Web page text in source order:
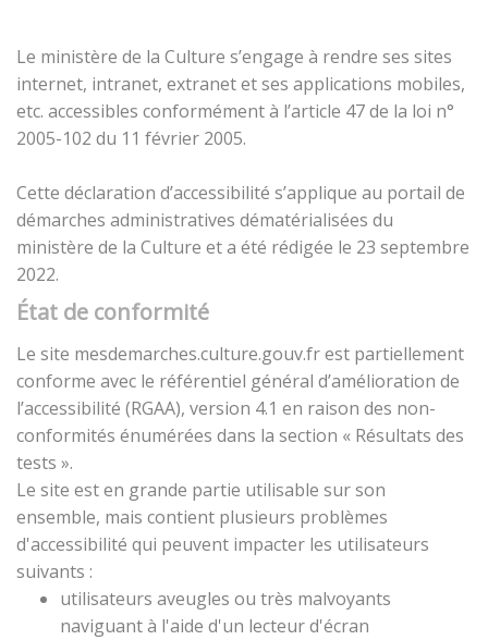
Le ministère de la Culture s’engage à rendre ses sites
internet, intranet, extranet et ses applications mobiles,
etc. accessibles conformément à l’article 47 de la loi n°
2005-102 du 11 février 2005.
Cette déclaration d’accessibilité s’applique au portail de
démarches administratives dématérialisées du
ministère de la Culture et a été rédigée le 23 septembre
2022.
État de conformité
Le site mesdemarches.culture.gouv.fr est partiellement
conforme avec le référentiel général d’amélioration de
l’accessibilité (RGAA), version 4.1 en raison des non-
conformités énumérées dans la section « Résultats des
tests ».
Le site est en grande partie utilisable sur son
ensemble, mais contient plusieurs problèmes
d'accessibilité qui peuvent impacter les utilisateurs
suivants :
utilisateurs aveugles ou très malvoyants
naviguant à l'aide d'un lecteur d'écran